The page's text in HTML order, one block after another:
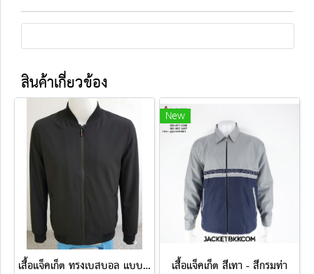
สินค้าเกี่ยวข้อง
เสื้อแจ็คเก็ต ทรงเบสบอล แบบคอตั้งทอพรม สีดำ ปกดำล้วน
New
เสื้อแจ็คเก็ต สีเทา - สีกรมท่า